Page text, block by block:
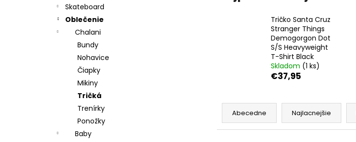
Skateboard
Oblečenie
Chalani
Bundy
Nohavice
Čiapky
Mikiny
Tričká
Trenírky
Ponožky
Baby
Tričko Santa Cruz
Stranger Things
Demogorgon Dot
S/S Heavyweight
T-Shirt Black
Skladom (1 ks)
€37,95
R
d
Abecedne Najlacnejšie
Odporúčame
KOLESÁ BONES OG 100 V1 YELLOW
Pôvodne:€39
INDEPENDENT TRUCKY POLISHED MID
€64,95